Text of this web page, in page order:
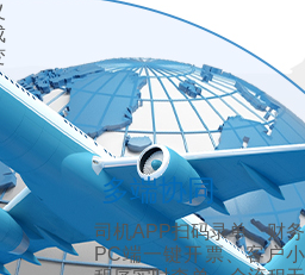
多端协同
司机APP扫码录单、财务
PC端一键开票、客户小